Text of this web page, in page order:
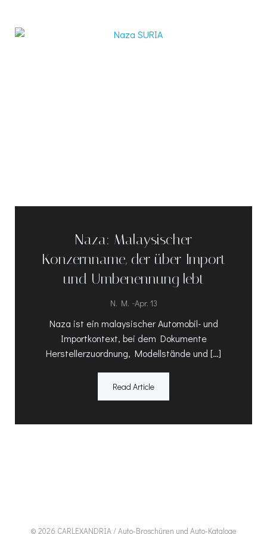
Naza: Malaysischer
Konzernname, der über Import
und Umbenennung lebt
N. M. -Apr. 13
Naza ist ein malaysischer Automobil- und
Importkontext, bei dem Dokumente
Herstellerzuordnung, Modellstände und […]
Read Article
© 2026 CARLEXANDRIA / Auto-Broschüren und Auto-Kataloge